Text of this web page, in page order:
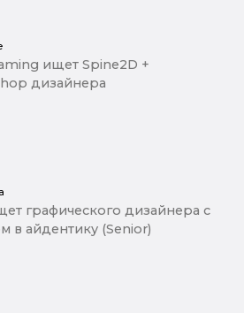
ищет Spine2D +
дизайнера
графического дизайнера с
в айдентику (Senior)